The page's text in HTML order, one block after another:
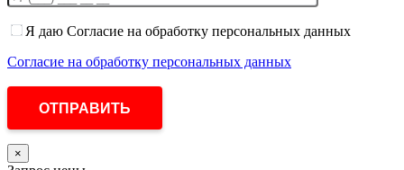
Я даю Согласие на обработку персональных данных
Согласие на обработку персональных данных
×